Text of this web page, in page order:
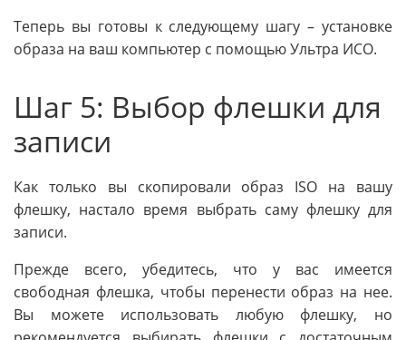
Теперь вы готовы к следующему шагу – установке
образа на ваш компьютер с помощью Ультра ИСО.
Шаг 5: Выбор флешки для
записи
Как только вы скопировали образ ISO на вашу
флешку, настало время выбрать саму флешку для
записи.
Прежде всего, убедитесь, что у вас имеется
свободная флешка, чтобы перенести образ на нее.
Вы можете использовать любую флешку, но